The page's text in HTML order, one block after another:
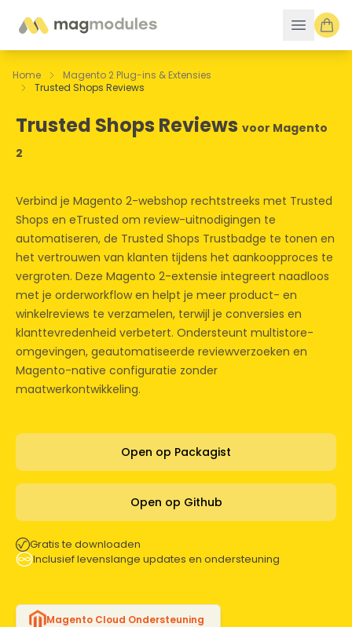
Home
Magento 2 Plug-ins & Extensies
Trusted Shops Reviews
Trusted Shops Reviews voor Magento
2
Verbind je Magento 2-webshop rechtstreeks met Trusted
Shops en eTrusted om review-uitnodigingen te
automatiseren, de Trusted Shops Trustbadge te tonen en
het vertrouwen van klanten tijdens het aankoopproces te
vergroten. Deze Magento 2-extensie integreert naadloos
met je orderworkflow en helpt je meer product- en
winkelreviews te verzamelen, terwijl je conversies en
klanttevredenheid verbetert. Ondersteunt multistore-
omgevingen, geautomatiseerde reviewverzoeken en
Magento-native configuratie zonder
maatwerkontwikkeling.
Open op Packagist
Open op Github
Gratis te downloaden
Inclusief levenslange updates en ondersteuning
Magento Cloud Ondersteuning